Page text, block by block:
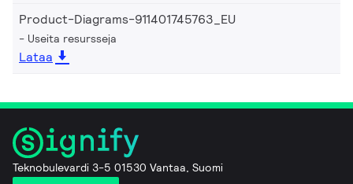
Product-Diagrams-911401745763_EU
Useita resursseja
Lataa
Teknobulevardi 3-5 01530 Vantaa, Suomi